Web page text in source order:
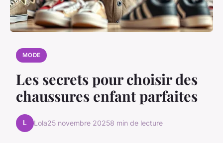
MODE
Les secrets pour choisir des
chaussures enfant parfaites
L Lola25 novembre 20258 min de lecture